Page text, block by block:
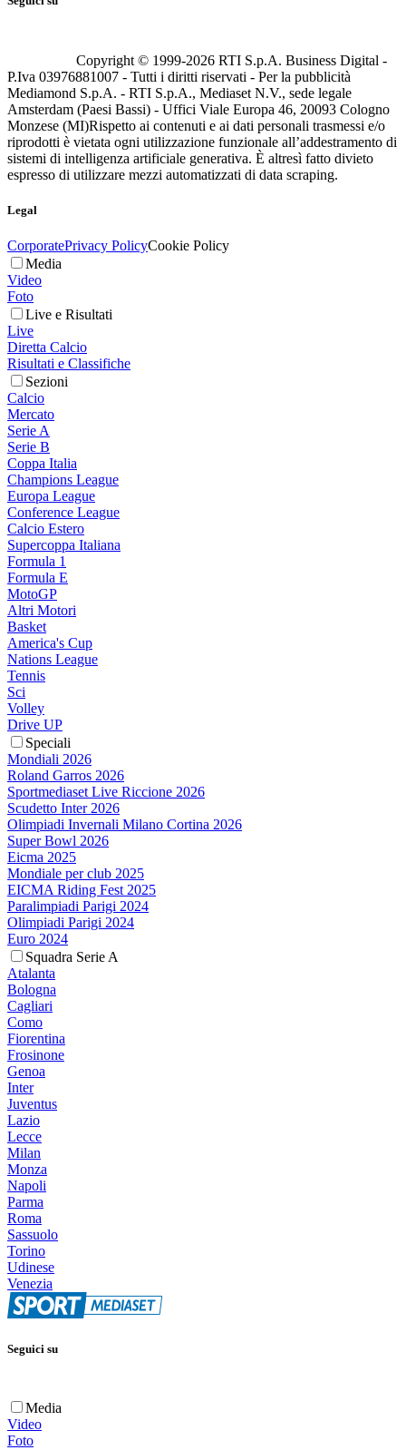
Copyright © 1999-2026 RTI S.p.A. Business Digital -
P.Iva 03976881007 - Tutti i diritti riservati - Per la pubblicità
Mediamond S.p.A. - RTI S.p.A., Mediaset N.V., sede legale
Amsterdam (Paesi Bassi) - Uffici Viale Europa 46, 20093 Cologno
Monzese (MI)Rispetto ai contenuti e ai dati personali trasmessi e/o
riprodotti è vietata ogni utilizzazione funzionale all’addestramento di
sistemi di intelligenza artificiale generativa. È altresì fatto divieto
espresso di utilizzare mezzi automatizzati di data scraping.
Legal
CorporatePrivacy PolicyCookie Policy
Media
Video
Foto
Live e Risultati
Live
Diretta Calcio
Risultati e Classifiche
Sezioni
Calcio
Mercato
Serie A
Serie B
Coppa Italia
Champions League
Europa League
Conference League
Calcio Estero
Supercoppa Italiana
Formula 1
Formula E
MotoGP
Altri Motori
Basket
America's Cup
Nations League
Tennis
Sci
Volley
Drive UP
Speciali
Mondiali 2026
Roland Garros 2026
Sportmediaset Live Riccione 2026
Scudetto Inter 2026
Olimpiadi Invernali Milano Cortina 2026
Super Bowl 2026
Eicma 2025
Mondiale per club 2025
EICMA Riding Fest 2025
Paralimpiadi Parigi 2024
Olimpiadi Parigi 2024
Euro 2024
Squadra Serie A
Atalanta
Bologna
Cagliari
Como
Fiorentina
Frosinone
Genoa
Inter
Juventus
Lazio
Lecce
Milan
Monza
Napoli
Parma
Roma
Sassuolo
Torino
Udinese
Venezia
Seguici su
Media
Video
Foto